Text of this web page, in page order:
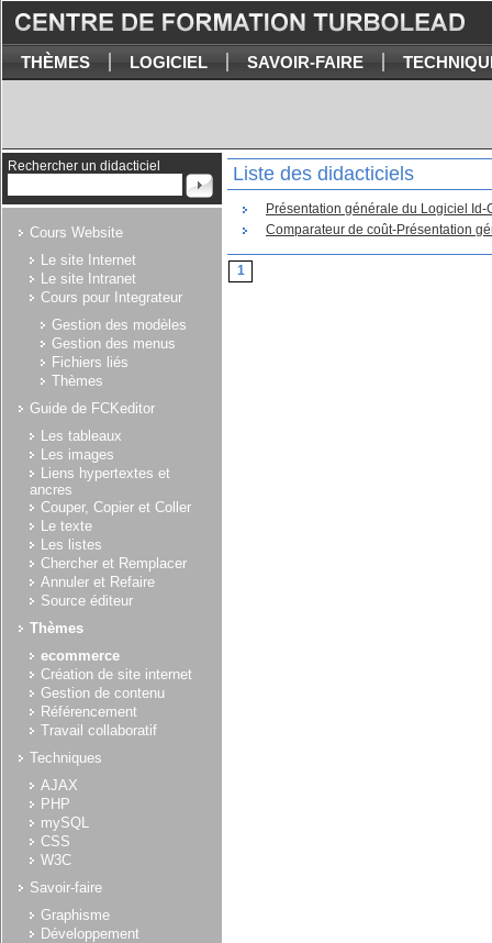
THÈMES LOGICIEL SAVOIR-FAIRE
Rechercher un didacticiel
Cours Website
Le site Internet
Le site Intranet
Cours pour Integrateur
Gestion des modèles
Gestion des menus
Fichiers liés
Thèmes
Guide de FCKeditor
Les tableaux
Les images
Liens hypertextes et
ancres
Couper, Copier et Coller
Le texte
Les listes
Chercher et Remplacer
Annuler et Refaire
Source éditeur
Thèmes
ecommerce
Création de site internet
Gestion de contenu
Référencement
Travail collaboratif
Techniques
AJAX
PHP
mySQL
CSS
W3C
Savoir-faire
Graphisme
Développement
Liste des didacticiels
Présentation générale du Logiciel Id-
Comparateur de coût-Présentation
1